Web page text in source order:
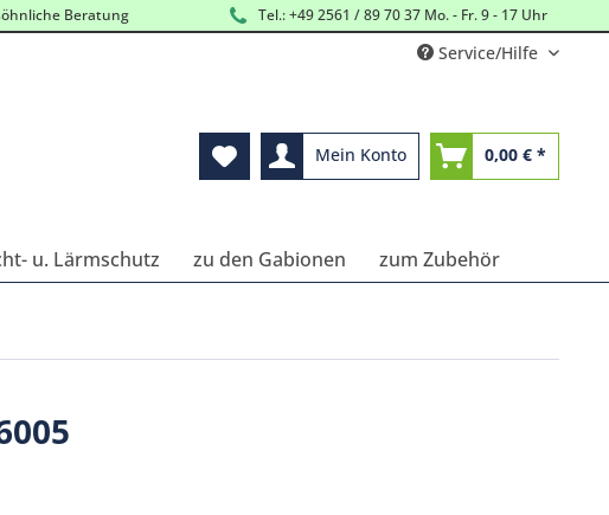
Beratung Tel.: +49 2561 / 89 70 37 Mo. - Fr. 9 - 17 Uhr
Service/Hilfe
Mein Konto 0,00 € *
u. Lärmschutz zu den Gabionen zum Zubehör